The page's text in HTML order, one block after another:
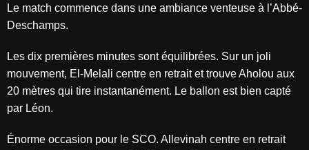
Le match commence dans une ambiance venteuse à l’Abbé-
Deschamps.
Les dix premières minutes sont équilibrées. Sur un joli
mouvement, El-Melali centre en retrait et trouve Aholou aux
20 mètres qui tire instantanément. Le ballon est bien capté
par Léon.
Énorme occasion pour le SCO. Allevinah centre en retrait